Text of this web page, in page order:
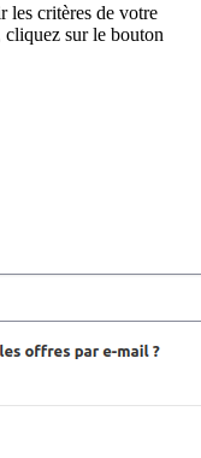
les critères de votre
cliquez sur le bouton